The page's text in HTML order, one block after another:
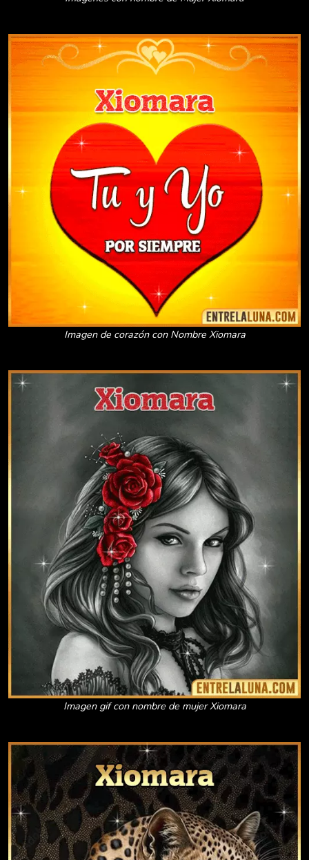
Imagen de corazón con Nombre Xiomara
Imagen gif con nombre de mujer Xiomara